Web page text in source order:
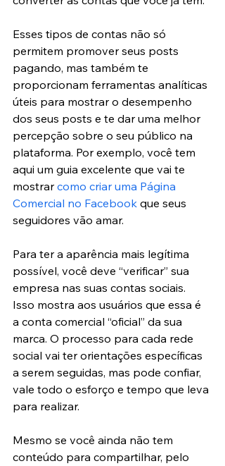
Esses tipos de contas não só
permitem promover seus posts
pagando, mas também te
proporcionam ferramentas analíticas
úteis para mostrar o desempenho
dos seus posts e te dar uma melhor
percepção sobre o seu público na
plataforma. Por exemplo, você tem
aqui um guia excelente que vai te
mostrar como criar uma Página
Comercial no Facebook que seus
seguidores vão amar.
Para ter a aparência mais legítima
possível, você deve “verificar” sua
empresa nas suas contas sociais.
Isso mostra aos usuários que essa é
a conta comercial “oficial” da sua
marca. O processo para cada rede
social vai ter orientações específicas
a serem seguidas, mas pode confiar,
vale todo o esforço e tempo que leva
para realizar.
Mesmo se você ainda não tem
conteúdo para compartilhar, pelo